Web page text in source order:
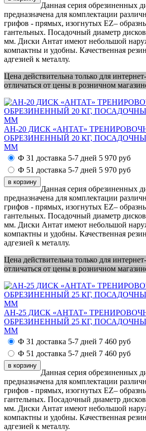
Данная серия обрезиненных
предназначена для комплектации
грифов - прямых, изогнутых EZ–
гантельных. Посадочный диаметр
мм. Диски Антат имеют небольшой
компактны и удобны. Качественная
адгезией к металлу.
Цена действительна только для
отличаться от цены в розничном
АН-20 ДИСК «АНТАТ»
ОБРЕЗИНЕННЫЙ 20 КГ,
ММ
Ф 31 доставка 5-7 дней 5 970 руб
Ф 51 доставка 5-7 дней 5 970 руб
Данная серия обрезиненных
предназначена для комплектации
грифов - прямых, изогнутых EZ–
гантельных. Посадочный диаметр
мм. Диски Антат имеют небольшой
компактны и удобны. Качественная
адгезией к металлу.
Цена действительна только для
отличаться от цены в розничном
АН-25 ДИСК «АНТАТ»
ОБРЕЗИНЕННЫЙ 25 КГ,
ММ
Ф 31 доставка 5-7 дней 7 460 руб
Ф 51 доставка 5-7 дней 7 460 руб
Данная серия обрезиненных
предназначена для комплектации
грифов - прямых, изогнутых EZ–
гантельных. Посадочный диаметр
мм. Диски Антат имеют небольшой
компактны и удобны. Качественная
адгезией к металлу.